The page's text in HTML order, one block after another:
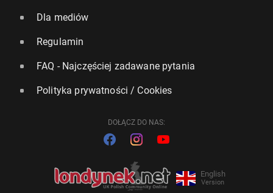
Dla mediów
Regulamin
FAQ - Najczęściej zadawane pytania
Polityka prywatności / Cookies
DOŁĄCZ DO NAS:
English
Version